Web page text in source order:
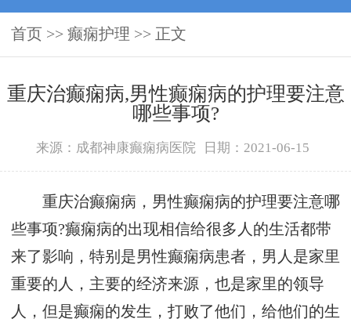
首页 >> 癫痫护理 >> 正文
重庆治癫痫病,男性癫痫病的护理要注意
哪些事项?
来源：成都神康癫痫病医院 日期：2021-06-15
重庆治癫痫病，男性癫痫病的护理要注意哪
些事项?癫痫病的出现相信给很多人的生活都带
来了影响，特别是男性癫痫病患者，男人是家里
重要的人，主要的经济来源，也是家里的领导
人，但是癫痫的发生，打败了他们，给他们的生